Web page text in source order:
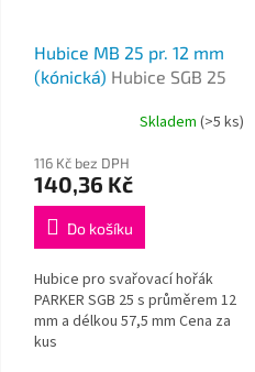
Hubice MB 25 pr. 12 mm
(kónická) Hubice SGB 25
Skladem (>5 ks)
116 Kč bez DPH
140,36 Kč
Do košíku
Hubice pro svařovací hořák
PARKER SGB 25 s průměrem 12
mm a délkou 57,5 mm Cena za
kus